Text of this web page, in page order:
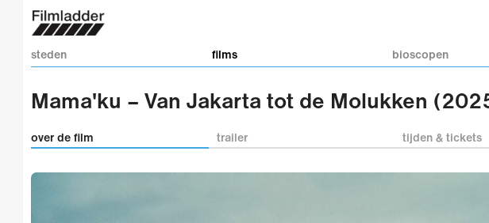
steden films bioscopen
Mama'ku – Van Jakarta tot de Molukken
over de film trailer tijden & tickets